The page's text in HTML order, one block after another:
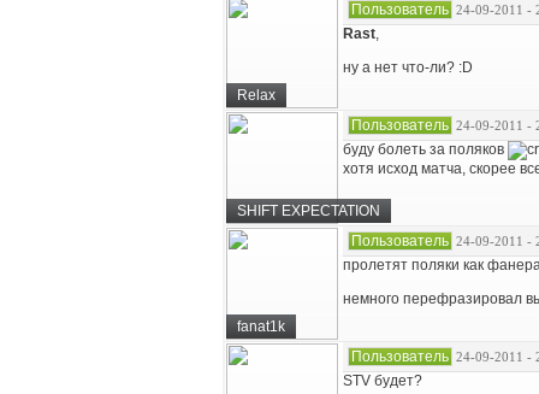
Relax
Пользователь 24-09-2011 -
Rast,
ну а нет что-ли? :D
SHIFT EXPECTATION
Пользователь 24-09-2011 -
буду болеть за поляков
хотя исход матча, скорее
fanat1k
Пользователь 24-09-2011 -
пролетят поляки как
немного перефразировал
Пользователь 24-09-2011 -
STV будет?